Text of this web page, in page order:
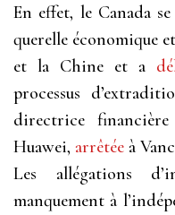
En effet, le Canada
querelle économique
et la Chine et a
processus
directrice
Huawei,arrêtée à
Les allégations
manquement à